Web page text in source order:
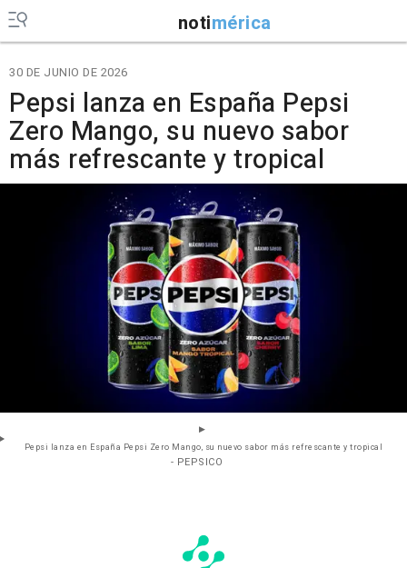
notimérica
30 DE JUNIO DE 2026
Pepsi lanza en España Pepsi
Zero Mango, su nuevo sabor
más refrescante y tropical
Pepsi lanza en España Pepsi Zero Mango, su nuevo sabor más refrescante y tropical
- PEPSICO